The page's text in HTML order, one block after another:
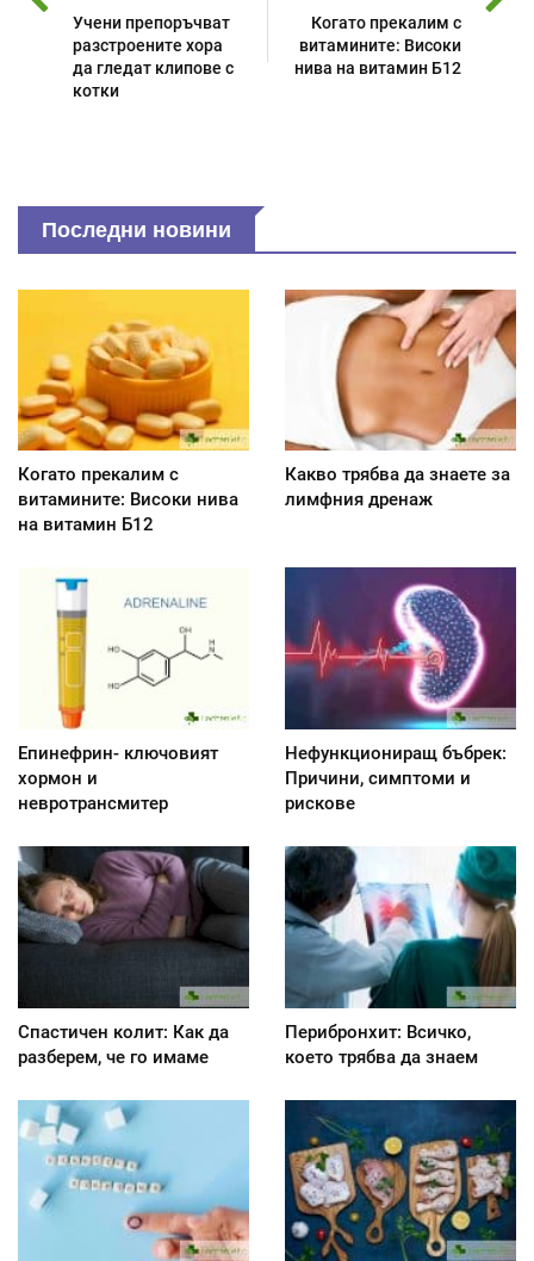
Учени препоръчват
разстроените хора
да гледат клипове с
котки
Когато прекалим с
витамините: Високи
нива на витамин Б12
Последни новини
Когато прекалим с
витамините: Високи нива
на витамин Б12
Какво трябва да знаете за
лимфния дренаж
Епинефрин- ключовият
хормон и
невротрансмитер
Нефункциониращ бъбрек:
Причини, симптоми и
рискове
Спастичен колит: Как да
разберем, че го имаме
Перибронхит: Всичко,
което трябва да знаем